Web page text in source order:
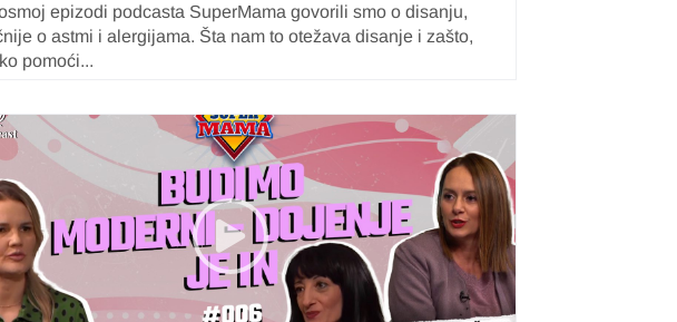
epizodi podcasta SuperMama govorili smo o disanju,
o astmi i alergijama. Šta nam to otežava disanje i zašto,
pomoći...